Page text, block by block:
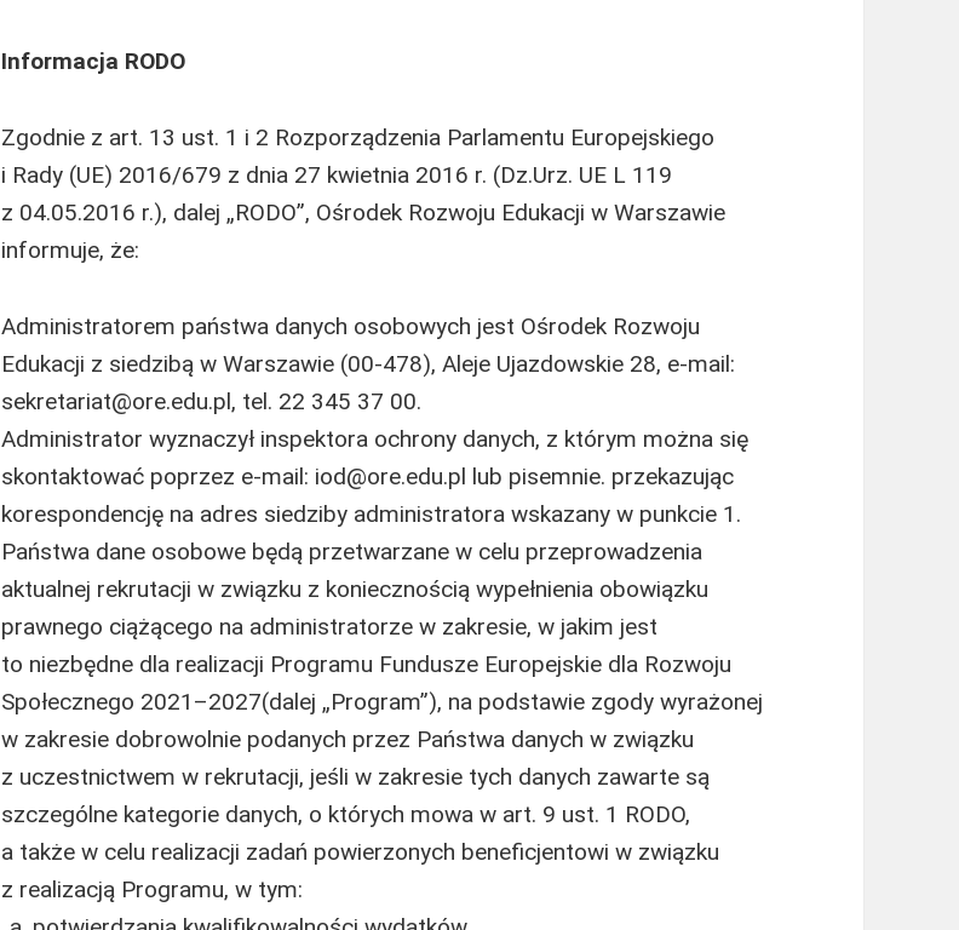
Informacja RODO
Zgodnie z art. 13 ust. 1 i 2 Rozporządzenia Parlamentu Europejskiego
i Rady (UE) 2016/679 z dnia 27 kwietnia 2016 r. (Dz.Urz. UE L 119
z 04.05.2016 r.), dalej „RODO”, Ośrodek Rozwoju Edukacji w Warszawie
informuje, że:
Administratorem państwa danych osobowych jest Ośrodek Rozwoju
Edukacji z siedzibą w Warszawie (00-478), Aleje Ujazdowskie 28, e-mail:
sekretariat@ore.edu.pl, tel. 22 345 37 00.
Administrator wyznaczył inspektora ochrony danych, z którym można się
skontaktować poprzez e-mail: iod@ore.edu.pl lub pisemnie. przekazując
korespondencję na adres siedziby administratora wskazany w punkcie 1.
Państwa dane osobowe będą przetwarzane w celu przeprowadzenia
aktualnej rekrutacji w związku z koniecznością wypełnienia obowiązku
prawnego ciążącego na administratorze w zakresie, w jakim jest
to niezbędne dla realizacji Programu Fundusze Europejskie dla Rozwoju
Społecznego 2021–2027(dalej „Program”), na podstawie zgody wyrażonej
w zakresie dobrowolnie podanych przez Państwa danych w związku
z uczestnictwem w rekrutacji, jeśli w zakresie tych danych zawarte są
szczególne kategorie danych, o których mowa w art. 9 ust. 1 RODO,
a także w celu realizacji zadań powierzonych beneficjentowi w związku
z realizacją Programu, w tym: